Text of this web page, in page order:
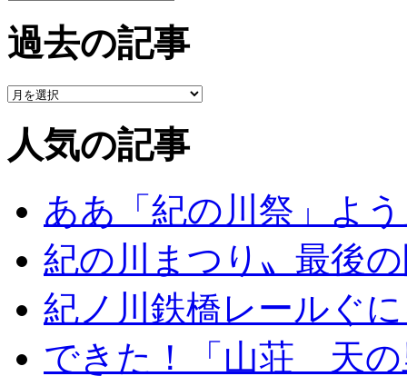
過去の記事
人気の記事
ああ「紀の川祭」よ
紀の川まつり〟最後
紀ノ川鉄橋レールぐ
できた！「山荘 天の